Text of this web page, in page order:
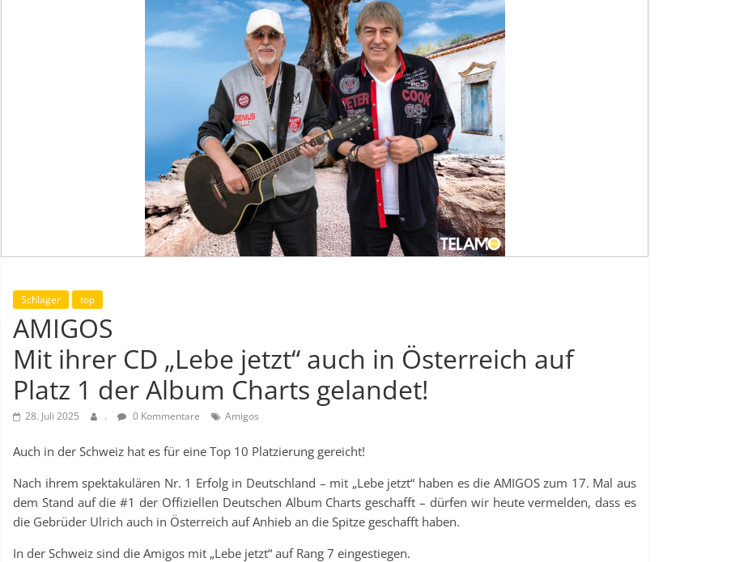
Schlager top
AMIGOS
Mit ihrer CD „Lebe jetzt“ auch in Österreich auf
Platz 1 der Album Charts gelandet!
28. Juli 2025 . 0 Kommentare Amigos
Auch in der Schweiz hat es für eine Top 10 Platzierung gereicht!
Nach ihrem spektakulären Nr. 1 Erfolg in Deutschland – mit „Lebe jetzt“ haben es die AMIGOS zum 17. Mal aus
dem Stand auf die #1 der Offiziellen Deutschen Album Charts geschafft – dürfen wir heute vermelden, dass es
die Gebrüder Ulrich auch in Österreich auf Anhieb an die Spitze geschafft haben.
In der Schweiz sind die Amigos mit „Lebe jetzt“ auf Rang 7 eingestiegen.